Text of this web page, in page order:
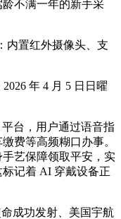
不满一年的新手采
置红外摄像头、支
年 4 月 5 日日曜
台，用户通过语音指
费等高频糊口办事。
艺保障领取平安，实
记着 AI 穿戴设备正
成功发射、美国宇航